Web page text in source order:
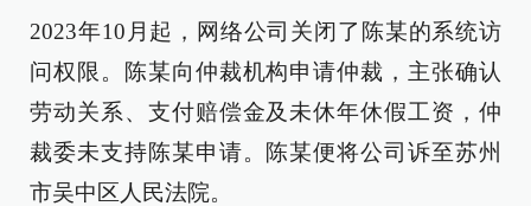
2023年10月起，网络公司关闭了陈某的系统访
问权限。陈某向仲裁机构申请仲裁，主张确认
劳动关系、支付赔偿金及未休年休假工资，仲
裁委未支持陈某申请。陈某便将公司诉至苏州
市吴中区人民法院。